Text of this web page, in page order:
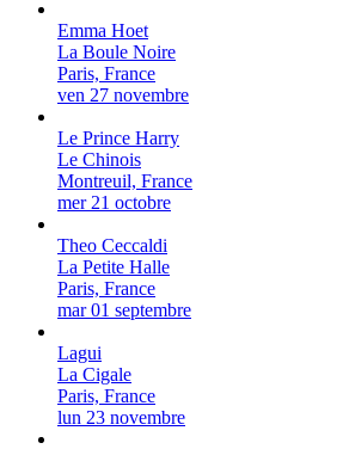
Emma Hoet
La Boule Noire
Paris, France
ven 27 novembre
Le Prince Harry
Le Chinois
Montreuil, France
mer 21 octobre
Theo Ceccaldi
La Petite Halle
Paris, France
mar 01 septembre
Lagui
La Cigale
Paris, France
lun 23 novembre